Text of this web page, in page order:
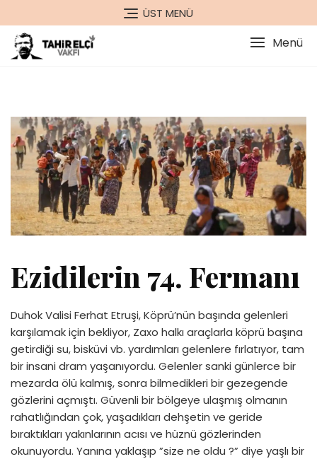
to
content
ÜST MENÜ
Menü
Ezidilerin 74. Fermanı
Duhok Valisi Ferhat Etruşi, Köprü’nün başında gelenleri
karşılamak için bekliyor, Zaxo halkı araçlarla köprü başına
getirdiği su, bisküvi vb. yardımları gelenlere fırlatıyor, tam
bir insani dram yaşanıyordu. Gelenler sanki günlerce bir
mezarda ölü kalmış, sonra bilmedikleri bir gezegende
gözlerini açmıştı. Güvenli bir bölgeye ulaşmış olmanın
rahatlığından çok, yaşadıkları dehşetin ve geride
bıraktıkları yakınlarının acısı ve hüznü gözlerinden
okunuyordu. Yanına yaklaşıp ”size ne oldu ?” diye yaşlı bir